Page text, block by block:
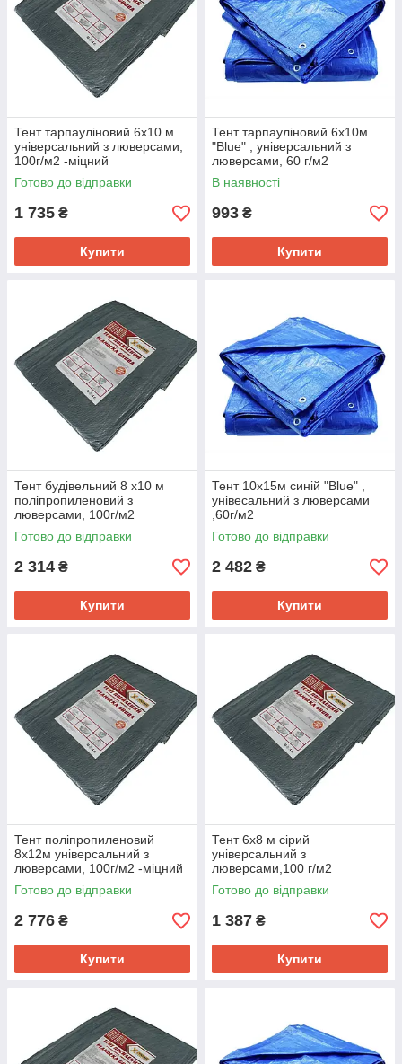
Тент тарпауліновий 6х10 м
універсальний з люверсами,
100г/м2 -міцний
Готово до відправки
1 735 ₴
Купити
Тент тарпауліновий 6х10м
"Blue" , універсальний з
люверсами, 60 г/м2
В наявності
993 ₴
Купити
Тент будівельний 8 х10 м
поліпропиленовий з
люверсами, 100г/м2
Готово до відправки
2 314 ₴
Купити
Тент 10х15м синій "Blue" ,
унівесальний з люверсами
,60г/м2
Готово до відправки
2 482 ₴
Купити
Тент поліпропиленовий
8х12м універсальний з
люверсами, 100г/м2 -міцний
Готово до відправки
2 776 ₴
Купити
Тент 6х8 м сірий
універсальний з
люверсами,100 г/м2
Готово до відправки
1 387 ₴
Купити